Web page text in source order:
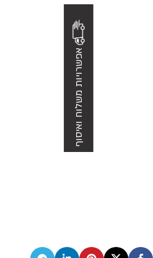
אפשרויות משלוח ואיסוף